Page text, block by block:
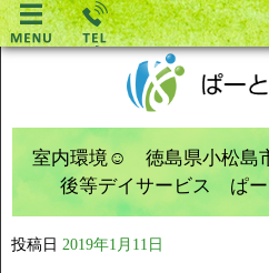
室内環境☺ 徳島県小松島
後等デイサービス ぱ
投稿日 2019年1月11日